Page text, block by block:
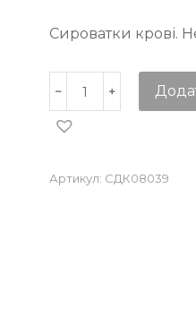
Сироватки крові.
Артикул: СДК08039